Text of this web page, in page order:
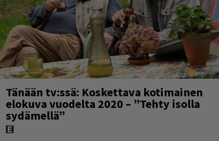
Tänään tv:ssä: Koskettava kotimainen
elokuva vuodelta 2020 – ”Tehty isolla
sydämellä”